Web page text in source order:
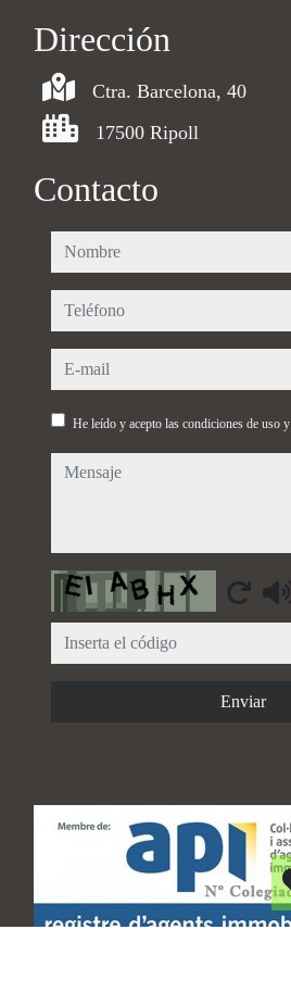
Dirección
Ctra. Barcelona, 40
17500 Ripoll
Contacto
nombre
teléfono
e-mail
He leído y acepto las condiciones de uso y
mensaje
Captcha
Enviar